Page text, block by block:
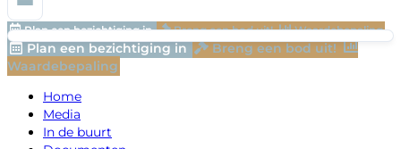
Plan een bezichtiging in Breng een bod uit! Waardebepaling
Plan een bezichtiging in
Breng een bod uit!
Waardebepaling
Home
Media
In de buurt